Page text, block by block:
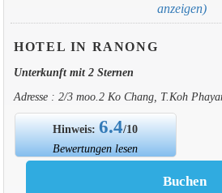
anzeigen)
HOTEL IN RANONG
Unterkunft mit 2 Sternen
Adresse : 2/3 moo.2 Ko Chang, T.Koh
Hinweis:6.4/10
Bewertungen lesen